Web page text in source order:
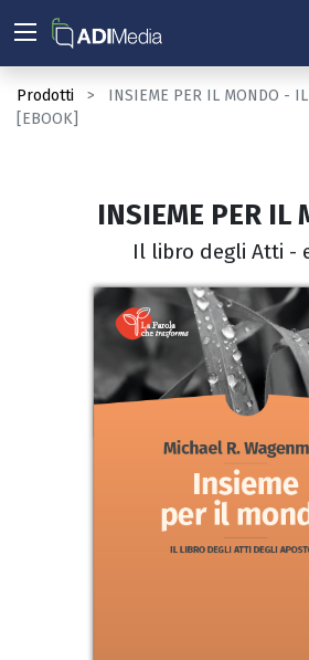
Prodotti
INSIEME PER IL MONDO -
[EBOOK]
INSIEME PER IL
Il libro degli Atti -